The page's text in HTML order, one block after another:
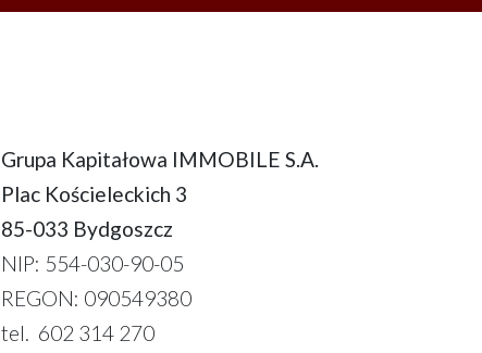
Grupa Kapitałowa IMMOBILE S.A.
Plac Kościeleckich 3
85-033 Bydgoszcz
NIP: 554-030-90-05
REGON: 090549380
tel. 602 314 270